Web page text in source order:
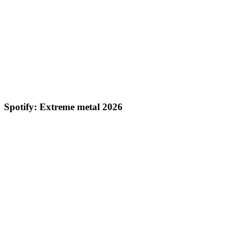
Spotify: Extreme metal 2026